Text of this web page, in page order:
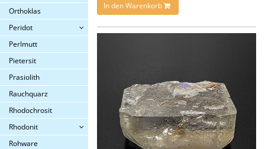
Orthoklas
Peridot
Perlmutt
Pietersit
Prasiolith
Rauchquarz
Rhodochrosit
Rhodonit
Rohware
In den Warenkorb